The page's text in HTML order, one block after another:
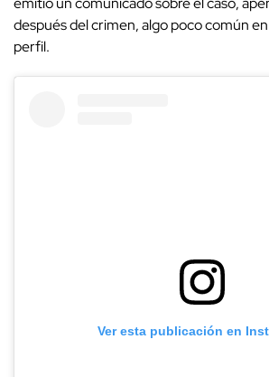
después del crimen, algo poco común
perfil.
Ver esta publicación en